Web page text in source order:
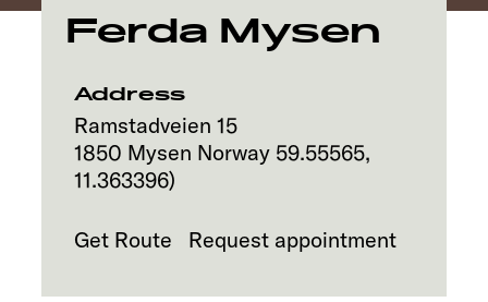
Explore
Service
Ferda Mysen
Address
Ramstadveien 15
1850 Mysen Norway 59.55565,
11.363396)
Get Route Request appointment